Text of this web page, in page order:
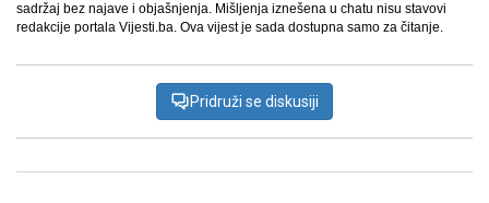
sadržaj bez najave i objašnjenja. Mišljenja iznešena u chatu nisu stavovi
redakcije portala Vijesti.ba. Ova vijest je sada dostupna samo za čitanje.
Pridruži se diskusiji